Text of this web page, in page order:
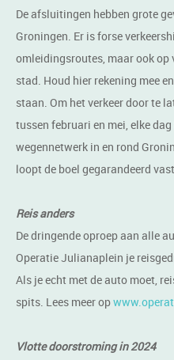
De afsluitingen hebben grote
Groningen. Er is forse
omleidingsroutes, maar ook op
stad. Houd hier rekening mee
staan. Om het verkeer door te
tussen februari en mei, elke
wegennetwerk in en rond
loopt de boel gegarandeerd
Reis anders
De dringende oproep aan alle
Operatie Julianaplein je
Als je echt met de auto moet,
spits. Lees meer op
Vlotte doorstroming in 2024